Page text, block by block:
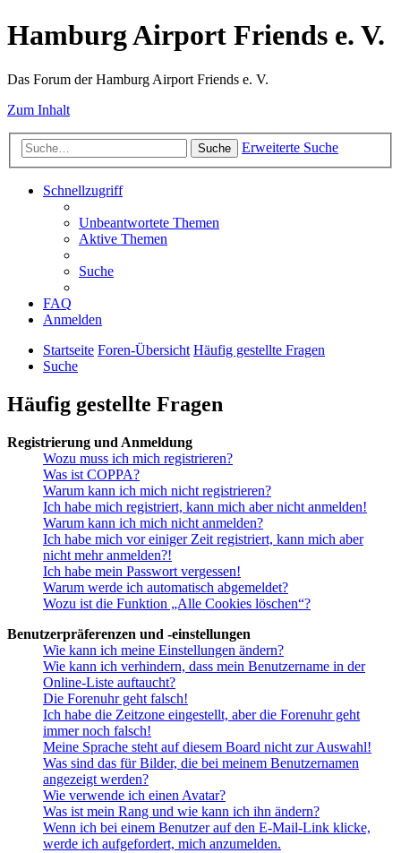
Hamburg Airport Friends e. V.
Das Forum der Hamburg Airport Friends e. V.
Zum Inhalt
Suche Erweiterte Suche
Schnellzugriff
Unbeantwortete Themen
Aktive Themen
Suche
FAQ
Anmelden
Startseite Foren-Übersicht Häufig gestellte Fragen
Suche
Häufig gestellte Fragen
Registrierung und Anmeldung
Wozu muss ich mich registrieren?
Was ist COPPA?
Warum kann ich mich nicht registrieren?
Ich habe mich registriert, kann mich aber nicht anmelden!
Warum kann ich mich nicht anmelden?
Ich habe mich vor einiger Zeit registriert, kann mich aber
nicht mehr anmelden?!
Ich habe mein Passwort vergessen!
Warum werde ich automatisch abgemeldet?
Wozu ist die Funktion „Alle Cookies löschen“?
Benutzerpräferenzen und -einstellungen
Wie kann ich meine Einstellungen ändern?
Wie kann ich verhindern, dass mein Benutzername in der
Online-Liste auftaucht?
Die Forenuhr geht falsch!
Ich habe die Zeitzone eingestellt, aber die Forenuhr geht
immer noch falsch!
Meine Sprache steht auf diesem Board nicht zur Auswahl!
Was sind das für Bilder, die bei meinem Benutzernamen
angezeigt werden?
Wie verwende ich einen Avatar?
Was ist mein Rang und wie kann ich ihn ändern?
Wenn ich bei einem Benutzer auf den E-Mail-Link klicke,
werde ich aufgefordert, mich anzumelden.